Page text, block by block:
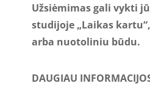
Užsiėmimas gali vykti
studijoje „Laikas
arba nuotoliniu būdu.
DAUGIAU